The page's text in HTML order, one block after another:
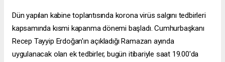
Dün yapılan kabine toplantısında korona virüs salgını tedbirleri
kapsamında kısmi kapanma dönemi başladı. Cumhurbaşkanı
Recep Tayyip Erdoğan'ın açıkladığı Ramazan ayında
uygulanacak olan ek tedbirler, bugün itibariyle saat 19.00'da